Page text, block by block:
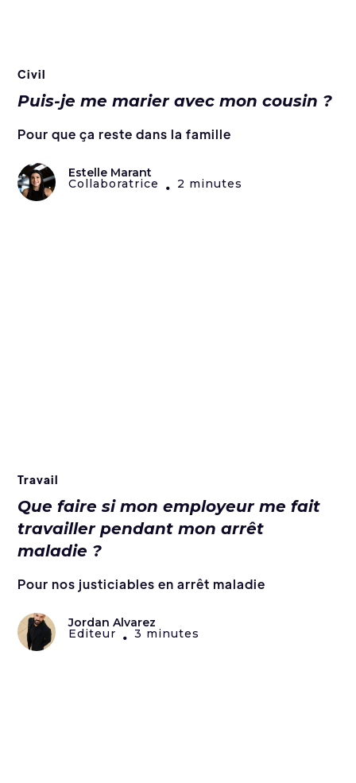
Civil
Puis-je me marier avec mon cousin ?
Pour que ça reste dans la famille
Estelle Marant
Collaboratrice • 2 minutes
Travail
Que faire si mon employeur me fait
travailler pendant mon arrêt
maladie ?
Pour nos justiciables en arrêt maladie
Jordan Alvarez
Editeur • 3 minutes